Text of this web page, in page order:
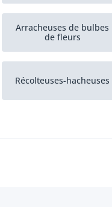
Arracheuses de bulbes
de fleurs
Récolteuses-hacheuses